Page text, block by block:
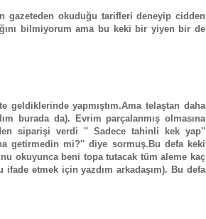
gazeteden okuduğu tarifleri deneyip cidden
bilmiyorum ama bu keki bir yiyen bir de
geldiklerinde yapmıştım.Ama telaştan daha
burada da). Evrim parçalanmış olmasına
siparişi verdi '' Sadece tahinli kek yap''
getirmedin mi?'' diye sormuş.Bu defa keki
okuyunca beni topa tutacak tüm aleme kaç
etmek için yazdım arkadaşım). Bu defa